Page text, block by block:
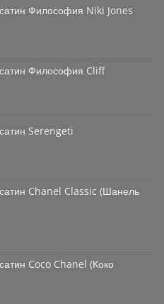
Философия Niki Jones
Философия Cliff
Serengeti
Chanel Classic (Шанель
Coco Chanel (Коко